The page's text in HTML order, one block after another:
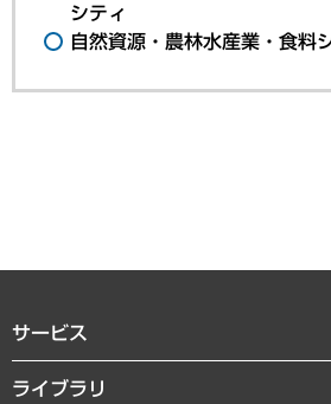
シティ
自然資源・農林水産業・食料
サービス
経営戦略
ライブラリ